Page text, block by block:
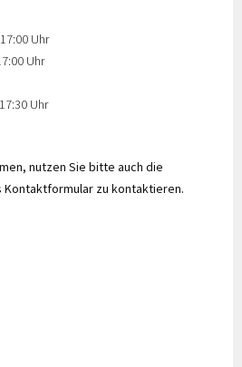
Uhr
Uhr
Uhr
nutzen Sie bitte auch die
Kontaktformular zu kontaktieren.